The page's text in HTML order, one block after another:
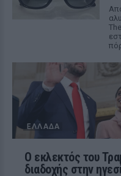
ΕΛΛΆΔΑ
Ο εκλεκτός του
διαδοχής στην